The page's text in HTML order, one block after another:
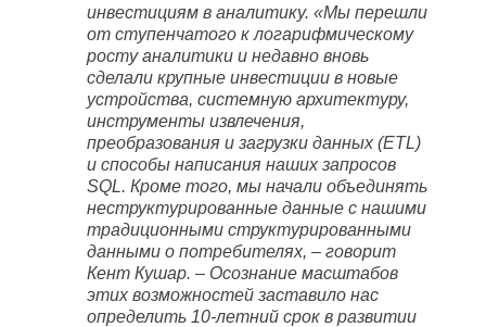
инвестициям в аналитику. «Мы перешли
от ступенчатого к логарифмическому
росту аналитики и недавно вновь
сделали крупные инвестиции в новые
устройства, системную архитектуру,
инструменты извлечения,
преобразования и загрузки данных (ETL)
и способы написания наших запросов
SQL. Кроме того, мы начали объединять
неструктурированные данные с нашими
традиционными структурированными
данными о потребителях, – говорит
Кент Кушар. – Осознание масштабов
этих возможностей заставило нас
определить 10-летний срок в развитии